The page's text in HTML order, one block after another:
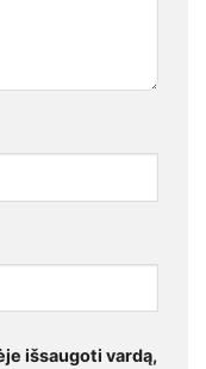
išsaugoti vardą,